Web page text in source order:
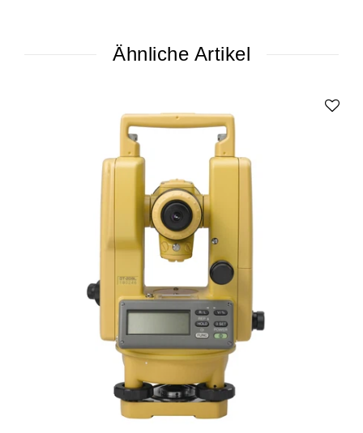
Ähnliche Artikel